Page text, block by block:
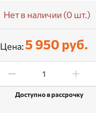
Нет в наличии (0 шт.)
Цена:5 950 руб.
Доступно в рассрочку